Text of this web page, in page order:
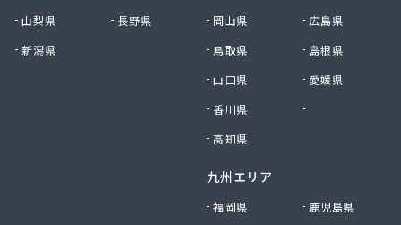
久留米エル・ピー・ガス株式会社
久留米ガス株式会社
九工ガス株式会社 福岡支店
山梨県
長野県
新潟県
岡山県
広島県
鳥取県
島根県
山口県
愛媛県
香川県
高知県
九州エリア
福岡県
鹿児島県